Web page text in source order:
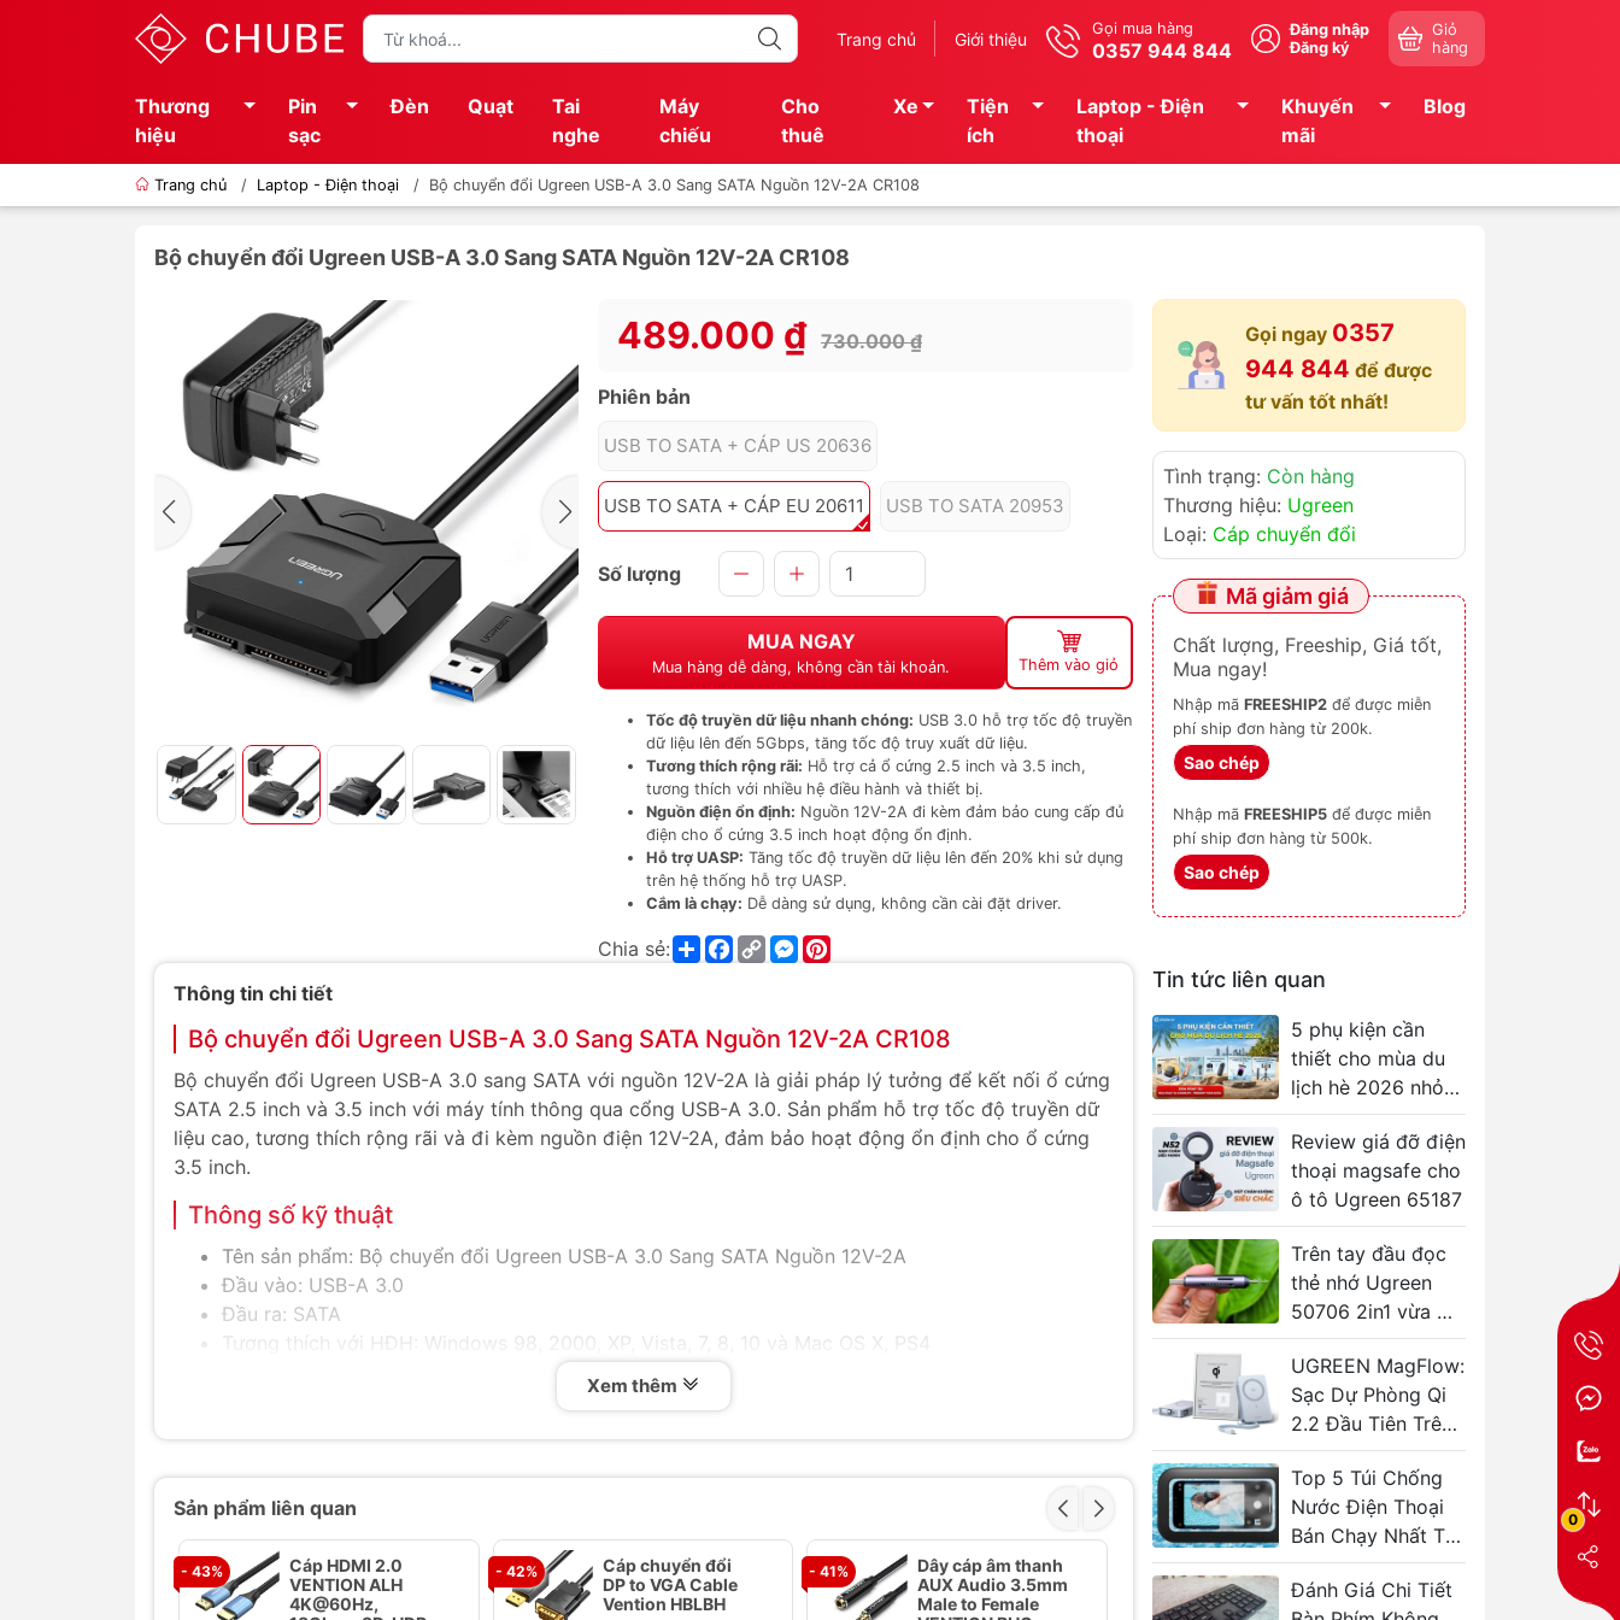
Trang chủ Giới thiệu Gọi mua hàng
0357 944 844
Đăng nhập
Đăng ký
Giỏ
hàng
Thương
hiệu
Pin
sạc
Đèn Quạt
Tai
nghe
Máy
chiếu
Cho
thuê
Xe
Tiện
ích
Laptop - Điện
thoại
Khuyến
mãi
Blog
Trang chủ / Laptop - Điện thoại / Bộ chuyển đổi Ugreen USB-A 3.0 Sang SATA Nguồn 12V-2A CR108
Bộ chuyển đổi Ugreen USB-A 3.0 Sang SATA Nguồn 12V-2A CR108
489.000 ₫ 730.000 ₫
Phiên bản
USB TO SATA + CÁP US 20636
USB TO SATA + CÁP EU 20611 USB TO SATA 20953
Số lượng
MUA NGAY
Mua hàng dễ dàng, không cần tài khoản. Thêm vào giỏ
Tốc độ truyền dữ liệu nhanh chóng: USB 3.0 hỗ trợ tốc độ truyền
dữ liệu lên đến 5Gbps, tăng tốc độ truy xuất dữ liệu.
Tương thích rộng rãi: Hỗ trợ cả ổ cứng 2.5 inch và 3.5 inch,
tương thích với nhiều hệ điều hành và thiết bị.
Nguồn điện ổn định: Nguồn 12V-2A đi kèm đảm bảo cung cấp đủ
điện cho ổ cứng 3.5 inch hoạt động ổn định.
Hỗ trợ UASP: Tăng tốc độ truyền dữ liệu lên đến 20% khi sử dụng
trên hệ thống hỗ trợ UASP.
Cắm là chạy: Dễ dàng sử dụng, không cần cài đặt driver.
0
Chia sẻ: ShareFacebook
Copy
Link
Messenger
Gọi ngay 0357
944 844 để được
tư vấn tốt nhất!
Tình trạng: Còn hàng
Thương hiệu: Ugreen
Loại: Cáp chuyển đổi
Mã giảm giá
Chất lượng, Freeship, Giá tốt,
Mua ngay!
Nhập mã FREESHIP2
phí ship đơn hàng từ 200k.
Sao chép
Nhập mã FREESHIP5
phí ship đơn hàng từ 500k.
Sao chép
Tin tức liên quan
5 phụ kiện cần
thiết cho mùa du
lịch hè 2026 nhỏ
gọn và hữu ích
Review giá đỡ điện
thoại magsafe cho
ô tô Ugreen 65187
Trên tay đầu đọc
thẻ nhớ Ugreen
50706 2in1 vừa C
vừa A tiện lợi
UGREEN MagFlow:
Sạc Dự Phòng Qi
2.2 Đầu Tiên Trên
Thế Giới
Top 5 Túi Chống
Nước Điện Thoại
Bán Chạy Nhất Tại
TP.HCM
Đánh Giá Chi Tiết
Thông tin chi tiết
Bộ chuyển đổi Ugreen USB-A 3.0 Sang SATA Nguồn 12V-2A CR108
Bộ chuyển đổi Ugreen USB-A 3.0 sang SATA với nguồn 12V-2A là giải pháp lý tưởng để kết nối ổ cứng
SATA 2.5 inch và 3.5 inch với máy tính thông qua cổng USB-A 3.0. Sản phẩm hỗ trợ tốc độ truyền dữ
liệu cao, tương thích rộng rãi và đi kèm nguồn điện 12V-2A, đảm bảo hoạt động ổn định cho ổ cứng
3.5 inch.
Thông số kỹ thuật
Tên sản phẩm: Bộ chuyển đổi Ugreen USB-A 3.0 Sang SATA Nguồn 12V-2A
Đầu vào: USB-A 3.0
Đầu ra: SATA
Tương thích với HĐH: Windows 98, 2000, XP, Vista, 7, 8, 10 và Mac OS X, PS4
Tương thích tất cả ổ cứng 2.5inch & 3.5inch
Chiều dài cáp: 50cm
Màu sắc: Đen
Tính năng nổi bật
Xem thêm
Sản phẩm liên quan
- 43%
Cáp HDMI 2.0
VENTION ALH
4K@60Hz,
- 42%
Cáp chuyển đổi
DP to VGA Cable
Vention HBLBH
- 41%
Dây cáp âm thanh
AUX Audio 3.5mm
Male to Female
- 41%
Cáp âm thanh
Vention Cotton
Braided 6.35mm
Dây
cho